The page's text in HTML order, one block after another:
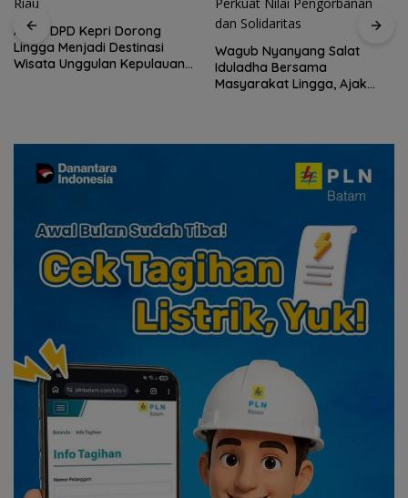
ASPPI DPD Kepri Dorong
Lingga Menjadi Destinasi
Wisata Unggulan Kepulauan
Wagub Nyanyang Salat
Iduladha Bersama
Masyarakat Lingga, Ajak